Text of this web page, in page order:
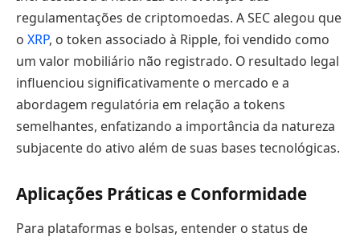
regulamentações de criptomoedas. A SEC alegou que
o XRP, o token associado à Ripple, foi vendido como
um valor mobiliário não registrado. O resultado legal
influenciou significativamente o mercado e a
abordagem regulatória em relação a tokens
semelhantes, enfatizando a importância da natureza
subjacente do ativo além de suas bases tecnológicas.
Aplicações Práticas e Conformidade
Para plataformas e bolsas, entender o status de